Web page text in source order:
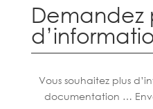
Demandez
Vous souhaitez plus
documentation …